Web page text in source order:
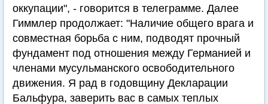
оккупации", - говорится в телеграмме. Далее
Гиммлер продолжает: "Наличие общего врага и
совместная борьба с ним, подводят прочный
фундамент под отношения между Германией и
членами мусульманского освободительного
движения. Я рад в годовщину Декларации
Бальфура, заверить вас в самых теплых